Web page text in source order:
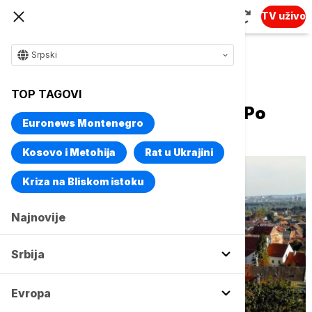
TV uživo
Srpski
TOP TAGOVI
Euronews Montenegro
Kosovo i Metohija Rat u Ukrajini
Kriza na Bliskom istoku
Najnovije
Srbija
Evropa
Otklon od "divljih" agenata: Po
čemu prepoznati one prave?